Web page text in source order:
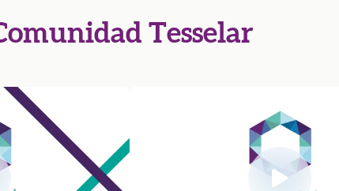
Tesselar